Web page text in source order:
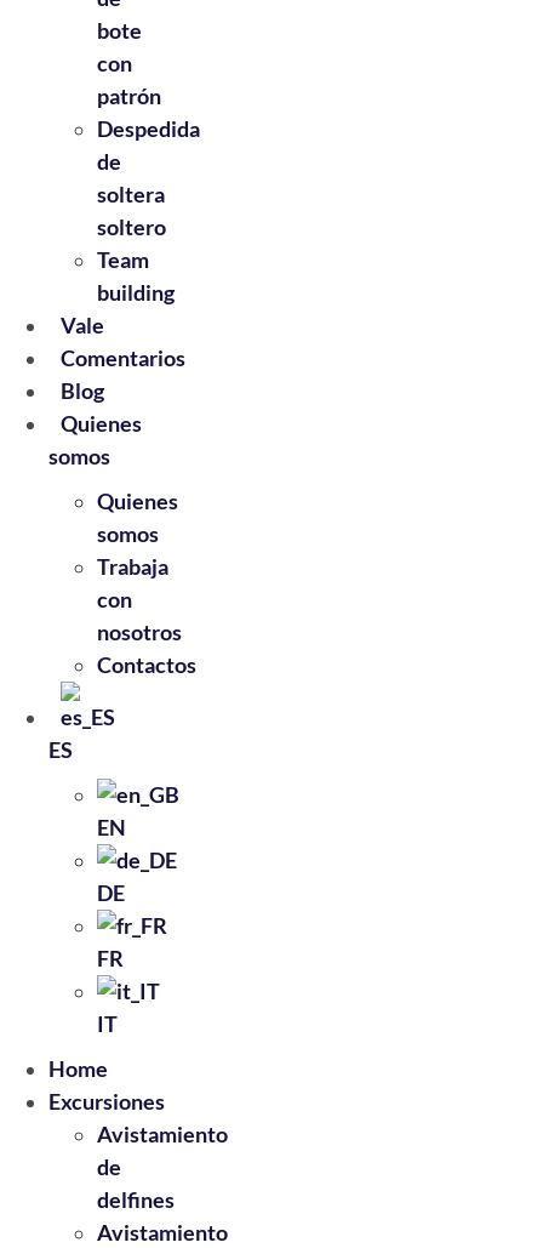
bote
con
patrón
Despedida
de
soltera
soltero
Team
building
Vale
Comentarios
Blog
Quienes
somos
Quienes
somos
Trabaja
con
nosotros
Contactos
ES
EN
DE
FR
IT
Home
Excursiones
Avistamiento
de
delfines
Avistamiento